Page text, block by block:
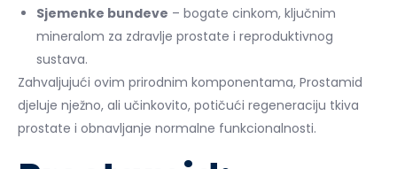
Sjemenke bundeve – bogate cinkom, ključnim
mineralom za zdravlje prostate i reproduktivnog
sustava.
Zahvaljujući ovim prirodnim komponentama, Prostamid
djeluje nježno, ali učinkovito, potičući regeneraciju tkiva
prostate i obnavljanje normalne funkcionalnosti.